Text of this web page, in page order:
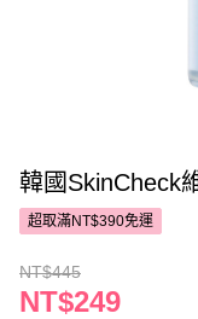
韓國SkinCheck
超取滿NT$390免運
NT$445
NT$249